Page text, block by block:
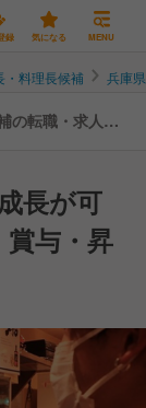
録 気になる MENU
・料理長候補 兵庫
の転職・求人情
長が可
与・昇